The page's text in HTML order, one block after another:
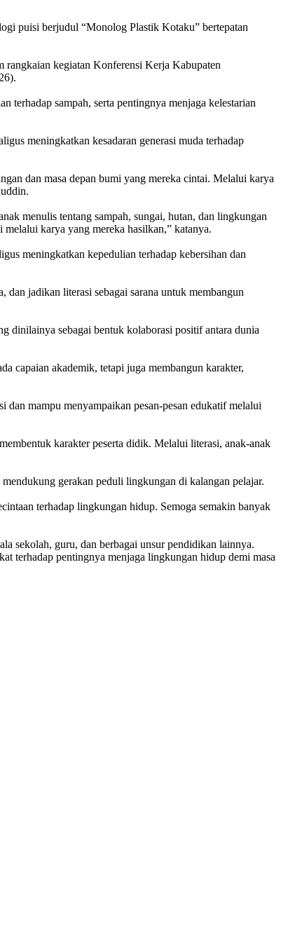
puisi berjudul “Monolog Plastik Kotaku” bertepatan
rangkaian kegiatan Konferensi Kerja Kabupaten
terhadap sampah, serta pentingnya menjaga kelestarian
meningkatkan kesadaran generasi muda terhadap
dan masa depan bumi yang mereka cintai. Melalui karya
menulis tentang sampah, sungai, hutan, dan lingkungan
melalui karya yang mereka hasilkan,” katanya.
meningkatkan kepedulian terhadap kebersihan dan
jadikan literasi sebagai sarana untuk membangun
dinilainya sebagai bentuk kolaborasi positif antara dunia
capaian akademik, tetapi juga membangun karakter,
mampu menyampaikan pesan-pesan edukatif melalui
karakter peserta didik. Melalui literasi, anak-anak
gerakan peduli lingkungan di kalangan pelajar.
terhadap lingkungan hidup. Semoga semakin banyak
sekolah, guru, dan berbagai unsur pendidikan lainnya.
terhadap pentingnya menjaga lingkungan hidup demi masa